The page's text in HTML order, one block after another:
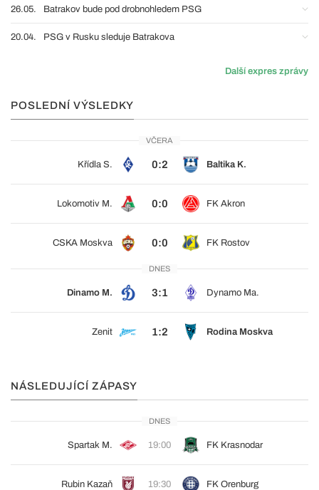
26.05. Batrakov bude pod drobnohledem PSG
20.04. PSG v Rusku sleduje Batrakova
Další expres zprávy
POSLEDNÍ VÝSLEDKY
VČERA
Křídla S. 0:2 Baltika K.
Lokomotiv M. 0:0 FK Akron
CSKA Moskva 0:0 FK Rostov
DNES
Dinamo M. 3:1 Dynamo Ma.
Zenit 1:2 Rodina Moskva
NÁSLEDUJÍCÍ ZÁPASY
DNES
Spartak M. 19:00 FK Krasnodar
Rubin Kazaň 19:30 FK Orenburg